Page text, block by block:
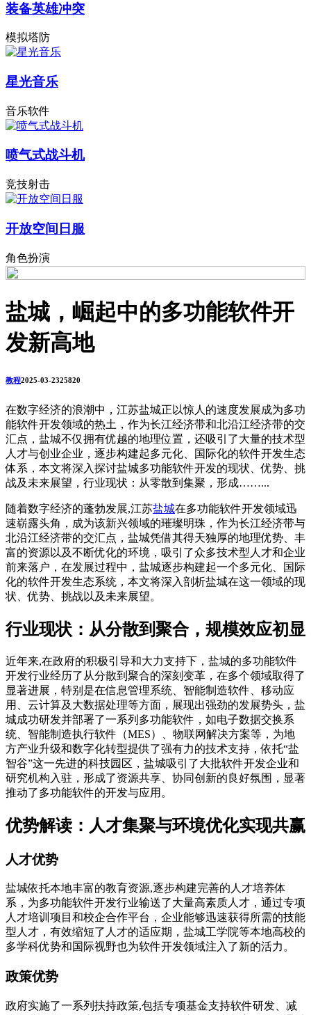
装备英雄冲突
模拟塔防
星光音乐
音乐软件
喷气式战斗机
竞技射击
开放空间日服
角色扮演
盐城，崛起中的多功能软件开
发新高地
教程2025-03-2325820
在数字经济的浪潮中，江苏盐城正以惊人的速度发展成为多功
能软件开发领域的热土，作为长江经济带和北沿江经济带的交
汇点，盐城不仅拥有优越的地理位置，还吸引了大量的技术型
人才与创业企业，逐步构建起多元化、国际化的软件开发生态
体系，本文将深入探讨盐城多功能软件开发的现状、优势、挑
战及未来展望，行业现状：从零散到集聚，形成……...
随着数字经济的蓬勃发展,江苏盐城在多功能软件开发领域迅
速崭露头角，成为该新兴领域的璀璨明珠，作为长江经济带与
北沿江经济带的交汇点，盐城凭借其得天独厚的地理优势、丰
富的资源以及不断优化的环境，吸引了众多技术型人才和企业
前来落户，在发展过程中，盐城逐步构建起一个多元化、国际
化的软件开发生态系统，本文将深入剖析盐城在这一领域的现
状、优势、挑战以及未来展望。
行业现状：从分散到聚合，规模效应初显
近年来,在政府的积极引导和大力支持下，盐城的多功能软件
开发行业经历了从分散到聚合的深刻变革，在多个领域取得了
显著进展，特别是在信息管理系统、智能制造软件、移动应
用、云计算及大数据处理等方面，展现出强劲的发展势头，盐
城成功研发并部署了一系列多功能软件，如电子数据交换系
统、智能制造执行软件（MES）、物联网解决方案等，为地
方产业升级和数字化转型提供了强有力的技术支持，依托“盐
智谷”这一先进的科技园区，盐城吸引了大批软件开发企业和
研究机构入驻，形成了资源共享、协同创新的良好氛围，显著
推动了多功能软件的开发与应用。
优势解读：人才集聚与环境优化实现共赢
人才优势
盐城依托本地丰富的教育资源,逐步构建完善的人才培养体
系，为多功能软件开发行业输送了大量高素质人才，通过专项
人才培训项目和校企合作平台，企业能够迅速获得所需的技能
型人才，有效缩短了人才的适应期，盐城工学院等本地高校的
多学科优势和国际视野也为软件开发领域注入了新的活力。
政策优势
政府实施了一系列扶持政策,包括专项基金支持软件研发、减